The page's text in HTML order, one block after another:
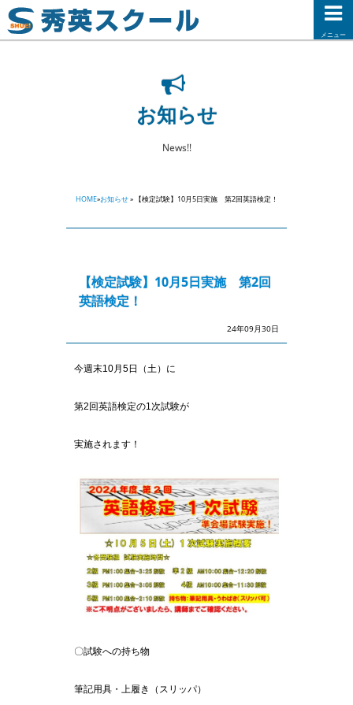
メニュー
お知らせ
News!!
HOME»お知らせ» 【検定試験】10月5日実施 第2回英語検定！
【検定試験】10月5日実施 第2回
英語検定！
24年09月30日
今週末10月5日（土）に
第2回英語検定の1次試験が
実施されます！
〇試験への持ち物
筆記用具・上履き（スリッパ）